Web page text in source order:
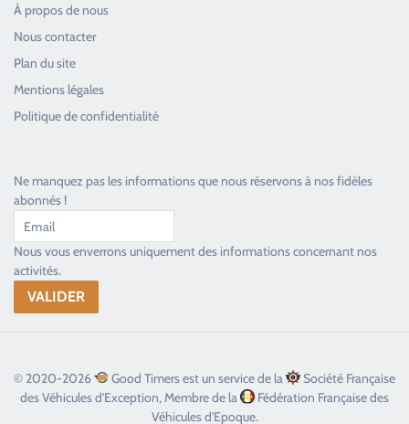
À propos de nous
Nous contacter
Plan du site
Mentions légales
Politique de confidentialité
Ne manquez pas les informations que nous réservons à nos fidèles
abonnés !
Nous vous enverrons uniquement des informations concernant nos
activités.
© 2020-2026 Good Timers est un service de la
Société Française
des Véhicules d'Exception, Membre de la
Fédération Française des
Véhicules d'Epoque.
Toujours heureux d'aider les passionnés